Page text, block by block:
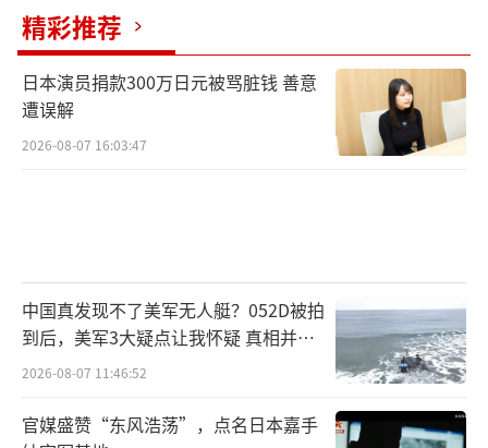
精彩推荐
日本演员捐款300万日元被骂脏钱 善意
遭误解
2026-08-07 16:03:47
中国真发现不了美军无人艇？052D被拍
到后，美军3大疑点让我怀疑 真相并非
如此
2026-08-07 11:46:52
官媒盛赞“东风浩荡”，点名日本嘉手